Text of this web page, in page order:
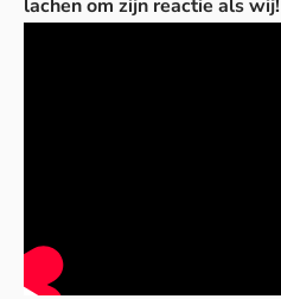
lachen om zijn reactie als wij!